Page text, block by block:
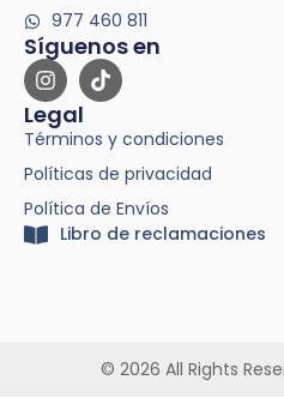
Legal
Términos y condiciones
Políticas de privacidad
Política de Envíos
Libro de reclamaciones
977 460 811
Síguenos en
© 2026 All Rights